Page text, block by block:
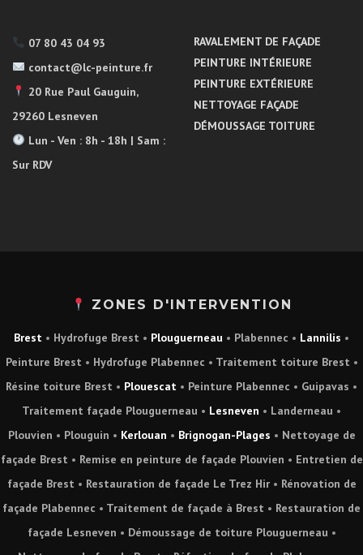
07 80 43 04 93
contact@lc-peinture.fr
20 Rue Paul Gauguin,
29260 Lesneven
Lun - Ven : 8h - 18h | Sam :
Sur RDV
RAVALEMENT DE FAÇADE
PEINTURE INTÉRIEURE
PEINTURE EXTÉRIEURE
NETTOYAGE FAÇADE
DÉMOUSSAGE TOITURE
ZONES D'INTERVENTION
Brest • Hydrofuge Brest • Plouguerneau • Plabennec • Lannilis •
Peinture Brest • Hydrofuge Plabennec • Traitement toiture Brest •
Résine toiture Brest • Plouescat • Peinture Plabennec • Guipavas •
Traitement façade Plouguerneau • Lesneven • Landerneau •
Plouvien • Plouguin • Kerlouan • Brignogan-Plages • Nettoyage de
façade Brest • Remise en peinture de façade Plouvien • Entretien de
façade Brest • Restauration de façade Le Trez Hir• Rénovation de
façade Plabennec • Traitement de façade à Brest • Restauration de
façade Lesneven • Démoussage de toiture Plouguerneau •